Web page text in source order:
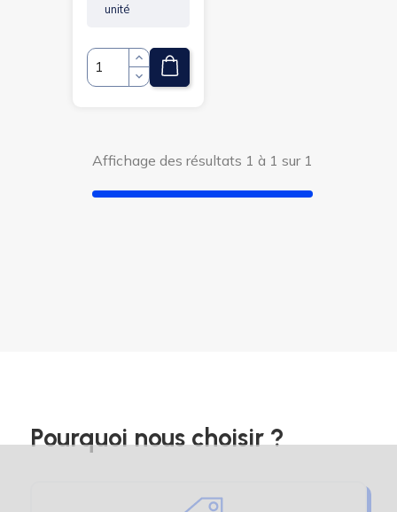
(20 avis)
unité
Quantité
Affichage des résultats 1 à 1 sur 1
Pourquoi nous choisir ?